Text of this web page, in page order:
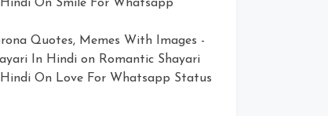
On Smile For Whatsapp
Quotes, Memes With Images -
In Hindi on Romantic Shayari
On Love For Whatsapp Status